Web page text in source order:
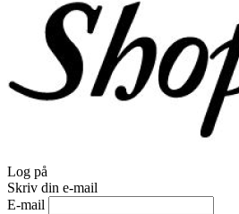
Log på
Skriv din e-mail
E-mail